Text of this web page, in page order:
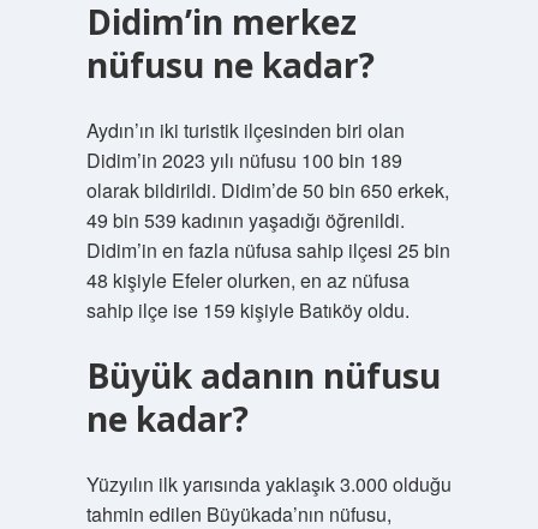
Didim’in merkez
nüfusu ne kadar?
Aydın’ın iki turistik ilçesinden biri olan
Didim’in 2023 yılı nüfusu 100 bin 189
olarak bildirildi. Didim’de 50 bin 650 erkek,
49 bin 539 kadının yaşadığı öğrenildi.
Didim’in en fazla nüfusa sahip ilçesi 25 bin
48 kişiyle Efeler olurken, en az nüfusa
sahip ilçe ise 159 kişiyle Batıköy oldu.
Büyük adanın nüfusu
ne kadar?
Yüzyılın ilk yarısında yaklaşık 3.000 olduğu
tahmin edilen Büyükada’nın nüfusu,